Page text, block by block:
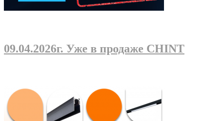
09.04.2026г. Уже в продаже CHINT